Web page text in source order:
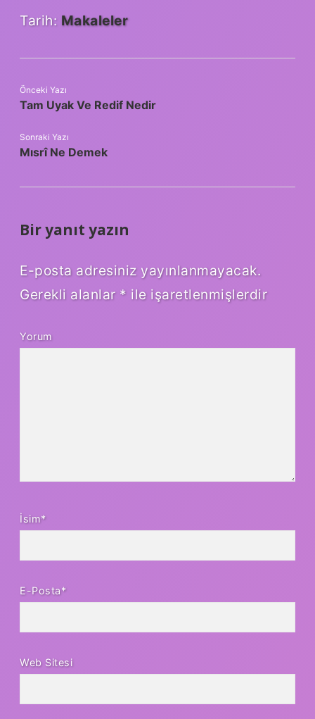
Tarih: Makaleler
Önceki Yazı
Tam Uyak Ve Redif Nedir
Sonraki Yazı
Mısrî Ne Demek
Bir yanıt yazın
E-posta adresiniz yayınlanmayacak.
Gerekli alanlar * ile işaretlenmişlerdir
Yorum
İsim*
E-Posta*
Web Sitesi